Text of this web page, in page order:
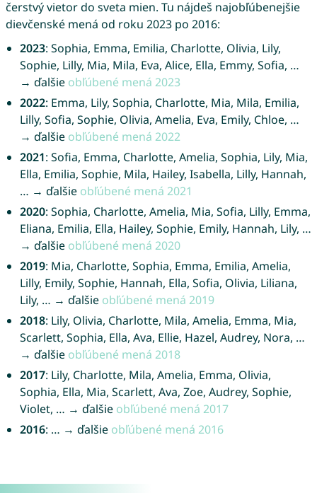
čerstvý vietor do sveta mien. Tu nájdeš najobľúbenejšie
dievčenské mená od roku 2023 po 2016:
2023: Sophia, Emma, Emilia, Charlotte, Olivia, Lily,
Sophie, Lilly, Mia, Mila, Eva, Alice, Ella, Emmy, Sofia, …
→ ďalšie obľúbené mená 2023
2022: Emma, Lily, Sophia, Charlotte, Mia, Mila, Emilia,
Lilly, Sofia, Sophie, Olivia, Amelia, Eva, Emily, Chloe, …
→ ďalšie obľúbené mená 2022
2021: Sofia, Emma, Charlotte, Amelia, Sophia, Lily, Mia,
Ella, Emilia, Sophie, Mila, Hailey, Isabella, Lilly, Hannah,
… → ďalšie obľúbené mená 2021
2020: Sophia, Charlotte, Amelia, Mia, Sofia, Lilly, Emma,
Eliana, Emilia, Ella, Hailey, Sophie, Emily, Hannah, Lily, …
→ ďalšie obľúbené mená 2020
2019: Mia, Charlotte, Sophia, Emma, Emilia, Amelia,
Lilly, Emily, Sophie, Hannah, Ella, Sofia, Olivia, Liliana,
Lily, … → ďalšie obľúbené mená 2019
2018: Lily, Olivia, Charlotte, Mila, Amelia, Emma, Mia,
Scarlett, Sophia, Ella, Ava, Ellie, Hazel, Audrey, Nora, …
→ ďalšie obľúbené mená 2018
2017: Lily, Charlotte, Mila, Amelia, Emma, Olivia,
Sophia, Ella, Mia, Scarlett, Ava, Zoe, Audrey, Sophie,
Violet, … → ďalšie obľúbené mená 2017
2016: … → ďalšie obľúbené mená 2016